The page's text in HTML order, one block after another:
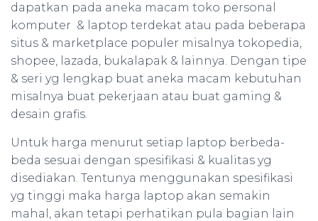
dapatkan pada aneka macam toko personal
komputer & laptop terdekat atau pada beberapa
situs & marketplace populer misalnya tokopedia,
shopee, lazada, bukalapak & lainnya. Dengan tipe
& seri yg lengkap buat aneka macam kebutuhan
misalnya buat pekerjaan atau buat gaming &
desain grafis.
Untuk harga menurut setiap laptop berbeda-
beda sesuai dengan spesifikasi & kualitas yg
disediakan. Tentunya menggunakan spesifikasi
yg tinggi maka harga laptop akan semakin
mahal, akan tetapi perhatikan pula bagian lain